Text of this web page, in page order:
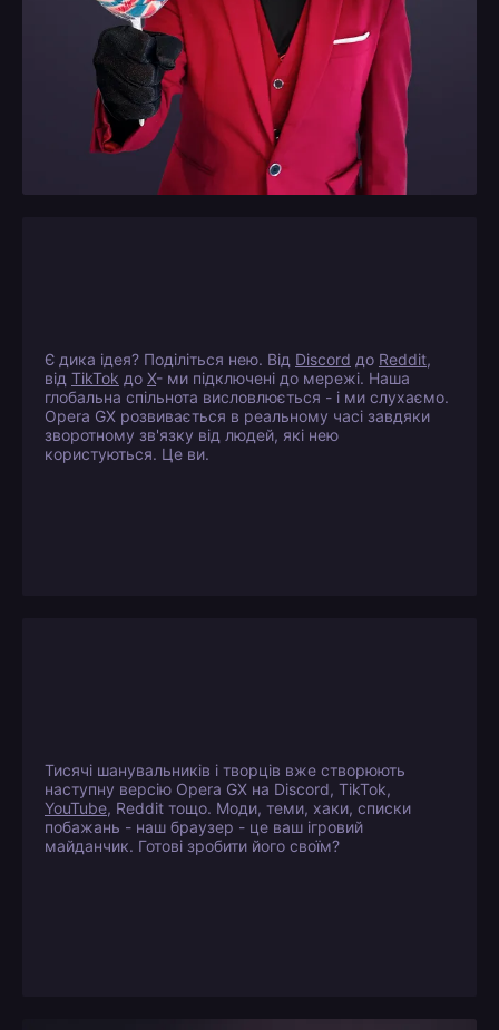
Є дика ідея? Поділіться нею. Від Discord до Reddit,
від TikTok до X- ми підключені до мережі. Наша
глобальна спільнота висловлюється - і ми слухаємо.
Opera GX розвивається в реальному часі завдяки
зворотному зв'язку від людей, які нею
користуються. Це ви.
Тисячі шанувальників і творців вже створюють
наступну версію Opera GX на Discord, TikTok,
YouTube, Reddit тощо. Моди, теми, хаки, списки
побажань - наш браузер - це ваш ігровий
майданчик. Готові зробити його своїм?